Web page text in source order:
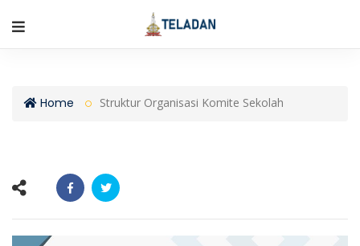
Home Struktur Organisasi Komite Sekolah